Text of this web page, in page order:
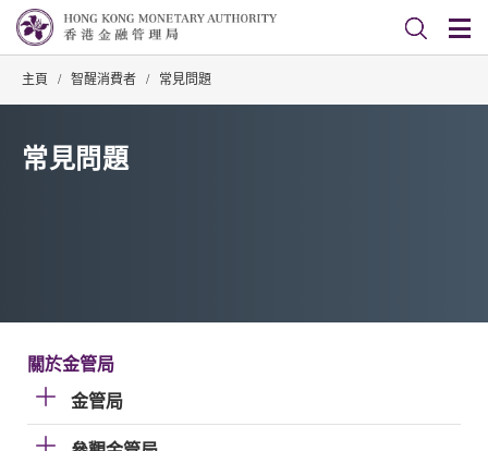
主頁 / 智醒消費者 / 常見問題
常見問題
關於金管局
金管局